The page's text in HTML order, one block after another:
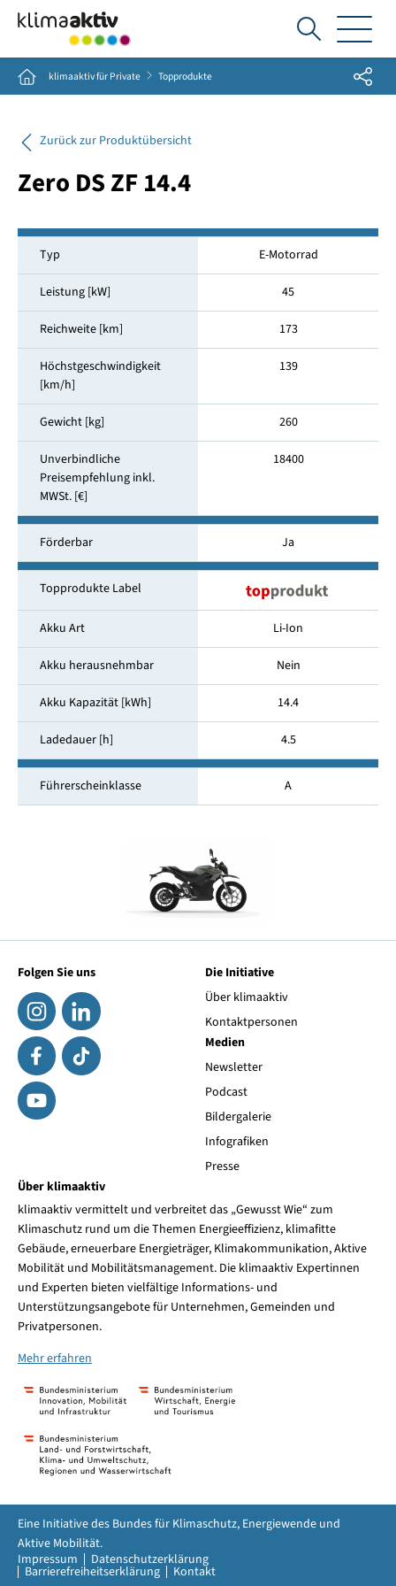
Ich
suche...
Home klimaaktiv für Private Topprodukte Share
Zurück zur Produktübersicht
Zero DS ZF 14.4
Typ E-Motorrad
Leistung [kW] 45
Reichweite [km] 173
Höchstgeschwindigkeit
[km/h]
139
Gewicht [kg] 260
Unverbindliche
Preisempfehlung inkl.
MWSt. [€]
18400
Förderbar Ja
Topprodukte Label
Akku Art Li-Ion
Akku herausnehmbar Nein
Akku Kapazität [kWh] 14.4
Ladedauer [h] 4.5
Führerscheinklasse A
Folgen Sie uns
Die Initiative
Über klimaaktiv
Kontaktpersonen
Medien
Newsletter
Podcast
Bildergalerie
Infografiken
Presse
Über klimaaktiv
klimaaktiv vermittelt und verbreitet das „Gewusst Wie“ zum
Klimaschutz rund um die Themen Energieeffizienz, klimafitte
Gebäude, erneuerbare Energieträger, Klimakommunikation, Aktive
Mobilität und Mobilitätsmanagement. Die klimaaktiv Expertinnen
und Experten bieten vielfältige Informations- und
Unterstützungsangebote für Unternehmen, Gemeinden und
Privatpersonen.
Mehr erfahren
Impressum Datenschutzerklärung
Barrierefreiheitserklärung Kontakt
Eine Initiative des Bundes für Klimaschutz, Energiewende und
Aktive Mobilität.